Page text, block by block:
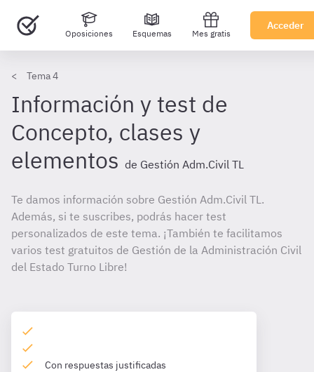
Oposiciones Esquemas Mes gratis
Acceder
Tema 4
Información y test de
Concepto, clases y
elementos de Gestión Adm.Civil TL
Te damos información sobre Gestión Adm.Civil TL.
Además, si te suscribes, podrás hacer test
personalizados de este tema. ¡También te facilitamos
varios test gratuitos de Gestión de la Administración Civil
del Estado Turno Libre!
Con respuestas justificadas